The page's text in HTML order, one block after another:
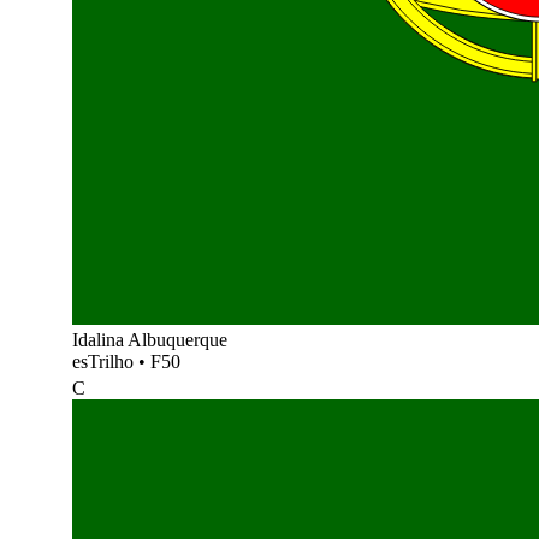
Idalina Albuquerque
esTrilho • F50
C